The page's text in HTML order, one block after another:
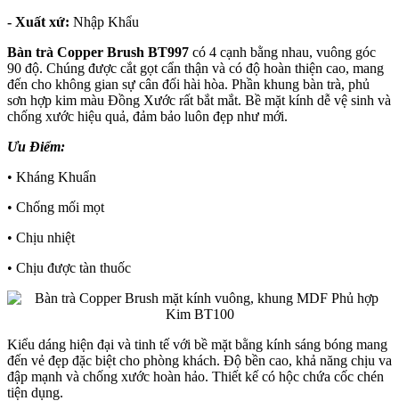
- Xuất xứ: Nhập Khẩu
Bàn trà Copper Brush BT997 có 4 cạnh bằng nhau, vuông góc
90 độ. Chúng được cắt gọt cẩn thận và có độ hoàn thiện cao, mang
đến cho không gian sự cân đối hài hòa. Phần khung bàn trà, phủ
sơn hợp kim màu Đồng Xước rất bắt mắt. Bề mặt kính dễ vệ sinh và
chống xước hiệu quả, đảm bảo luôn đẹp như mới.
Ưu Điểm:
• Kháng Khuẩn
• Chống mối mọt
• Chịu nhiệt
• Chịu được tàn thuốc
Kiểu dáng hiện đại và tinh tế với bề mặt bằng kính sáng bóng mang
đến vẻ đẹp đặc biệt cho phòng khách. Độ bền cao, khả năng chịu va
đập mạnh và chống xước hoàn hảo. Thiết kế có hộc chứa cốc chén
tiện dụng.